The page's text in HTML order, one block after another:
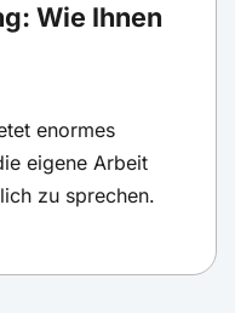
Wie Ihnen
enormes
eigene Arbeit
zu sprechen.